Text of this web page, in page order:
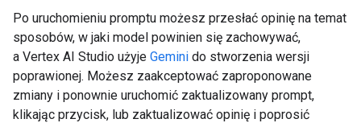
Po uruchomieniu promptu możesz przesłać opinię na temat
sposobów, w jaki model powinien się zachowywać,
a Vertex AI Studio użyje Gemini do stworzenia wersji
poprawionej. Możesz zaakceptować zaproponowane
zmiany i ponownie uruchomić zaktualizowany prompt,
klikając przycisk, lub zaktualizować opinię i poprosić